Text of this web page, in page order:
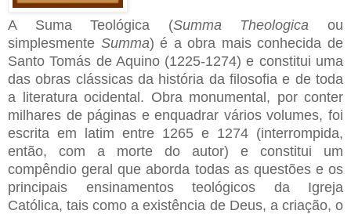
A Suma Teológica (Summa Theologica ou
simplesmente Summa) é a obra mais conhecida de
Santo Tomás de Aquino (1225-1274) e constitui uma
das obras clássicas da história da filosofia e de toda
a literatura ocidental. Obra monumental, por conter
milhares de páginas e enquadrar vários volumes, foi
escrita em latim entre 1265 e 1274 (interrompida,
então, com a morte do autor) e constitui um
compêndio geral que aborda todas as questões e os
principais ensinamentos teológicos da Igreja
Católica, tais como a existência de Deus, a criação, o